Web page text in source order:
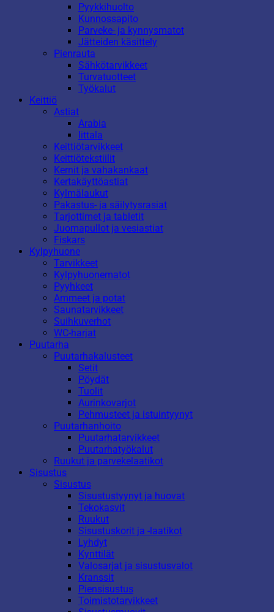
Pyykkihuolto
Kunnossapito
Parveke- ja kynnysmatot
Jätteiden käsittely
Pienrauta
Sähkötarvikkeet
Turvatuotteet
Työkalut
Keittiö
Astiat
Arabia
Iittala
Keittiötarvikkeet
Keittiötekstiilit
Kernit ja vahakankaat
Kertakäyttöastiat
Kylmälaukut
Pakastus- ja säilytysrasiat
Tarjottimet ja tabletit
Juomapullot ja vesiastiat
Fiskars
Kylpyhuone
Tarvikkeet
Kylpyhuonematot
Pyyhkeet
Ammeet ja potat
Saunatarvikkeet
Suihkuverhot
WC-harjat
Puutarha
Puutarhakalusteet
Setit
Pöydät
Tuolit
Aurinkovarjot
Pehmusteet ja istuintyynyt
Puutarhanhoito
Puutarhatarvikkeet
Puutarhatyökalut
Ruukut ja parvekelaatikot
Sisustus
Sisustus
Sisustustyynyt ja huovat
Tekokasvit
Ruukut
Sisustuskorit ja -laatikot
Lyhdyt
Kynttilät
Valosarjat ja sisustusvalot
Kranssit
Piensisustus
Toimistotarvikkeet